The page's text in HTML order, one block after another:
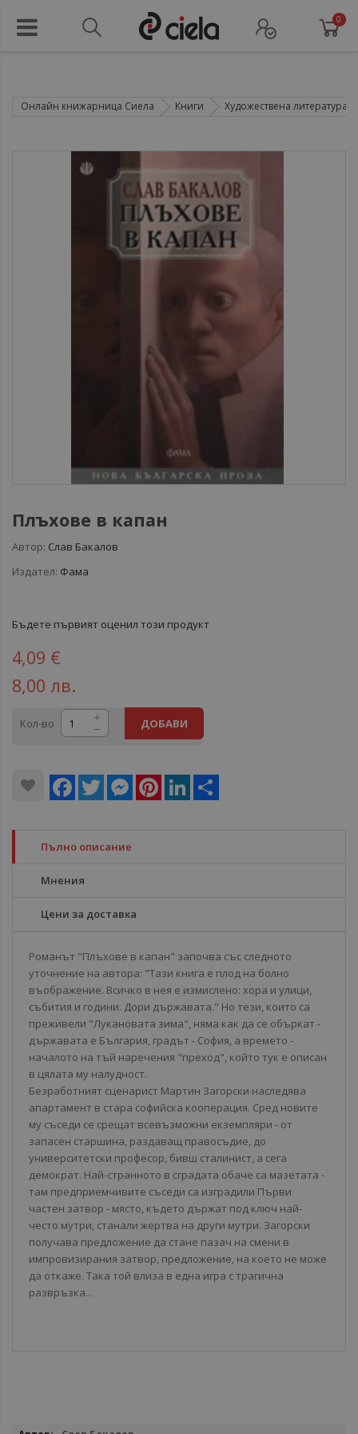
0
Онлайн книжарница Сиела Книги Художествена литература
Плъхове в капан
Автор: Слав Бакалов
Издател: Фама
Бъдете първият оценил този продукт
4,09 €
8,00 лв.
Кол-во ДОБАВИ
Facebook
Twitter MessengerPinterestLinkedIn
Пълно описание
Мнения
Цени за доставка
Романът "Плъхове в капан" започва със следното
уточнение на автора: "Тази книга е плод на болно
въображение. Всичко в нея е измислено: хора и улици,
събития и години. Дори държавата." Но тези, които са
преживели "Лукановата зима", няма как да се объркат -
държавата е България, градът - София, а времето -
началото на тъй наречения "преход", който тук е описан
в цялата му налудност.
Безработният сценарист Мартин Загорски наследява
апартамент в стара софийска кооперация. Сред новите
му съседи се срещат всевъзможни екземпляри - от
запасен старшина, раздаващ правосъдие, до
университетски професор, бивш сталинист, а сега
демократ. Най-странното в сградата обаче са мазетата -
там предприемчивите съседи са изградили Първи
частен затвор - място, където държат под ключ най-
често мутри, станали жертва на други мутри. Загорски
получава предложение да стане пазач на смени в
импровизирания затвор, предложение, на което не може
да откаже. Така той влиза в една игра с трагична
развръзка...
Повече